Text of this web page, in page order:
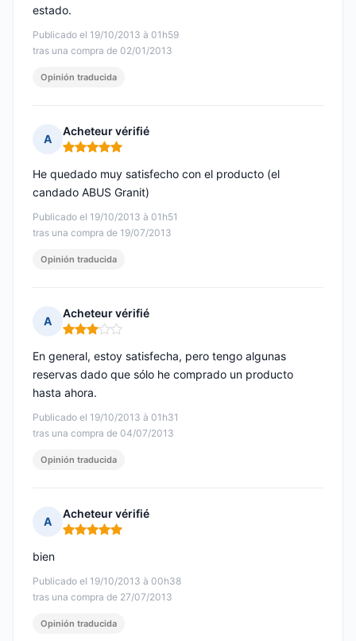
Publicado el 19/10/2013 à 01h59
tras una compra de 02/01/2013
estado.
Opinión traducida
A
Acheteur vérifié
Nota: 5 de 5
Publicado el 19/10/2013 à 01h51
tras una compra de 19/07/2013
He quedado muy satisfecho con el producto (el
candado ABUS Granit)
Opinión traducida
A
Acheteur vérifié
Nota: 3 de 5
Publicado el 19/10/2013 à 01h31
tras una compra de 04/07/2013
En general, estoy satisfecha, pero tengo algunas
reservas dado que sólo he comprado un producto
hasta ahora.
Opinión traducida
A
Acheteur vérifié
Nota: 5 de 5
Publicado el 19/10/2013 à 00h38
tras una compra de 27/07/2013
bien
Opinión traducida